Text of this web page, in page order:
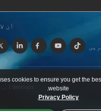
آن
کاپی رائٹ © 2024 Huijue گروپ۔
جملہcookies to ensure you get the
website.
Privacy Policy